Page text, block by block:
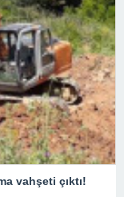
vahşeti çıktı!